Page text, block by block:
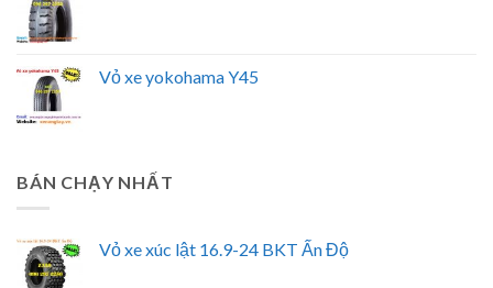
Vỏ xe yokohama Y45
BÁN CHẠY NHẤT
Vỏ xe xúc lật 16.9-24 BKT Ấn Độ